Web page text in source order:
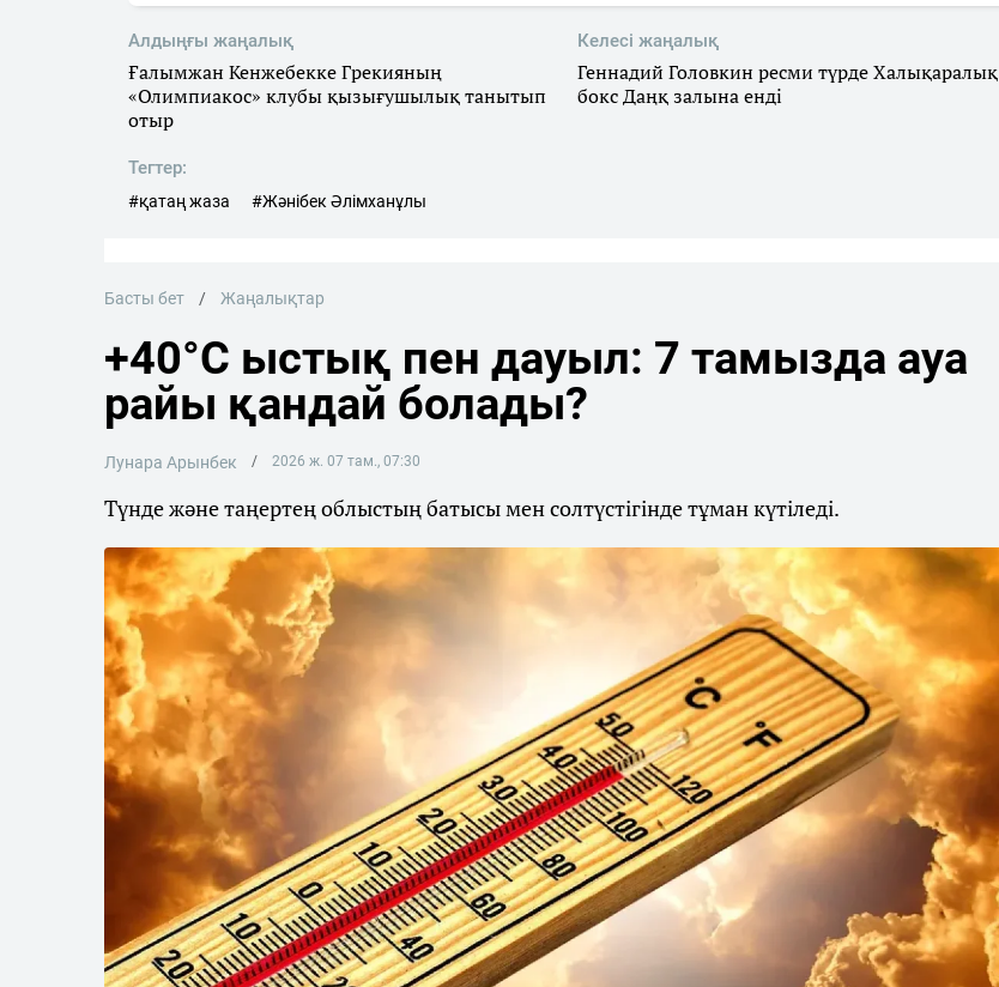
Алдыңғы жаңалық
Ғалымжан Кенжебекке Грекияның
«Олимпиакос» клубы қызығушылық танытып
отыр
Келесі жаңалық
Геннадий Головкин ресми түрде Халықаралық
бокс Даңқ залына енді
Тегтер:
#қатаң жаза #Жәнібек Әлімханұлы
Басты бет Жаңалықтар
+40°C ыстық пен дауыл: 7 тамызда ауа
райы қандай болады?
Лунара Арынбек 2026 ж. 07 там., 07:30
Түнде және таңертең облыстың батысы мен солтүстігінде тұман күтіледі.